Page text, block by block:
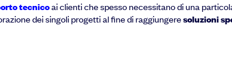
tecnicoai clienti che spesso necessitano di una
dei singoli progetti al fine di raggiungeresoluzioni